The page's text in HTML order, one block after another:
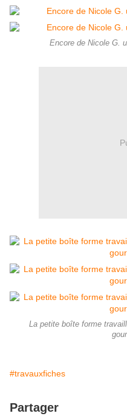
Encore de Nicole G.
La petite boîte forme
#travauxfiches
Partager